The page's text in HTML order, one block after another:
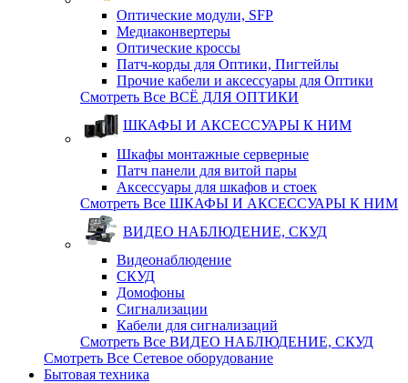
Оптические модули, SFP
Медиаконвертеры
Оптические кросcы
Патч-корды для Оптики, Пигтейлы
Прочие кабели и аксессуары для Оптики
Смотреть Все ВСЁ ДЛЯ ОПТИКИ
ШКАФЫ И АКСЕССУАРЫ К НИМ
Шкафы монтажные серверные
Патч панели для витой пары
Аксессуары для шкафов и стоек
Смотреть Все ШКАФЫ И АКСЕССУАРЫ К НИМ
ВИДЕО НАБЛЮДЕНИЕ, СКУД
Видеонаблюдение
СКУД
Домофоны
Сигнализации
Кабели для сигнализаций
Смотреть Все ВИДЕО НАБЛЮДЕНИЕ, СКУД
Смотреть Все Сетевое оборудование
Бытовая техника